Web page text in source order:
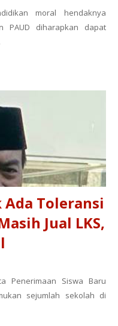
moral hendaknya
PAUD diharapkan dapat
Toleransi
Jual LKS,
Penerimaan Siswa Baru
sejumlah sekolah di